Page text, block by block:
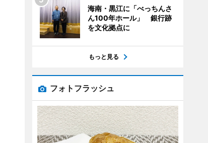
海南・黒江に「べっちんさ
ん100年ホール」 銀行跡
を文化拠点に
もっと見る
フォトフラッシュ